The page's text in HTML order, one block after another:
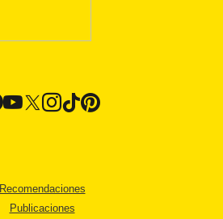
Recomendaciones
Publicaciones